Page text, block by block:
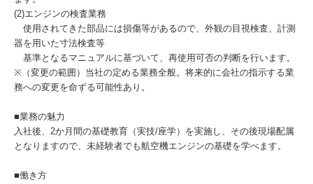
(2)エンジンの検査業務
使用されてきた部品には損傷等があるので、外観の目視検査、計測
器を用いた寸法検査等
基準となるマニュアルに基づいて、再使用可否の判断を行います。
※（変更の範囲）当社の定める業務全般。将来的に会社の指示する業
務への変更を命ずる可能性あり。
■業務の魅力
入社後、2か月間の基礎教育（実技/座学）を実施し、その後現場配属
となりますので、未経験者でも航空機エンジンの基礎を学べます。
■働き方